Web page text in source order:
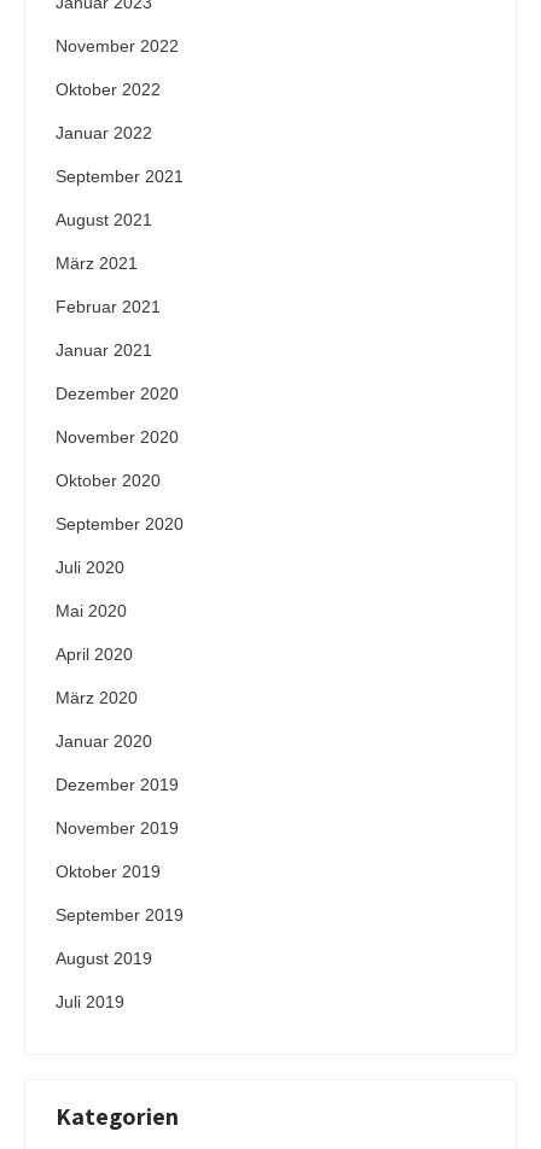
November 2022
Oktober 2022
Januar 2022
September 2021
August 2021
März 2021
Februar 2021
Januar 2021
Dezember 2020
November 2020
Oktober 2020
September 2020
Juli 2020
Mai 2020
April 2020
März 2020
Januar 2020
Dezember 2019
November 2019
Oktober 2019
September 2019
August 2019
Juli 2019
Kategorien